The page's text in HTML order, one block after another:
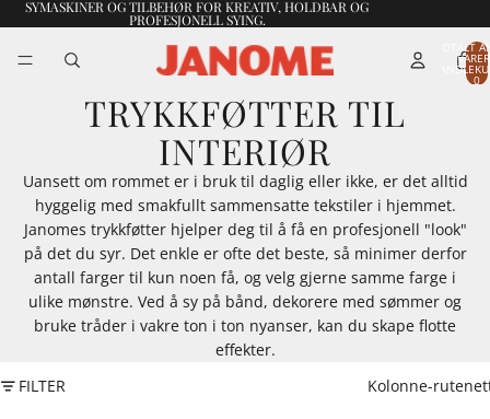
SYMASKINER OG TILBEHØR FOR KREATIV, HOLDBAR OG
PROFESJONELL SYING.
TOTALT
0
TRYKKFØTTER TIL
INTERIØR
Uansett om rommet er i bruk til daglig eller ikke, er det alltid
hyggelig med smakfullt sammensatte tekstiler i hjemmet.
Janomes trykkføtter hjelper deg til å få en profesjonell "look"
på det du syr. Det enkle er ofte det beste, så minimer derfor
antall farger til kun noen få, og velg gjerne samme farge i
ulike mønstre. Ved å sy på bånd, dekorere med sømmer og
bruke tråder i vakre ton i ton nyanser, kan du skape flotte
effekter.
FILTER
Kolonne-